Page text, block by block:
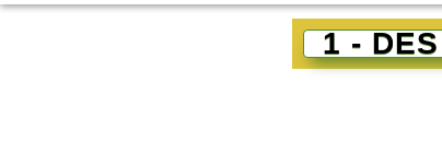
1 -